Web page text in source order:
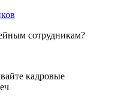
сотрудникам?
кадровые